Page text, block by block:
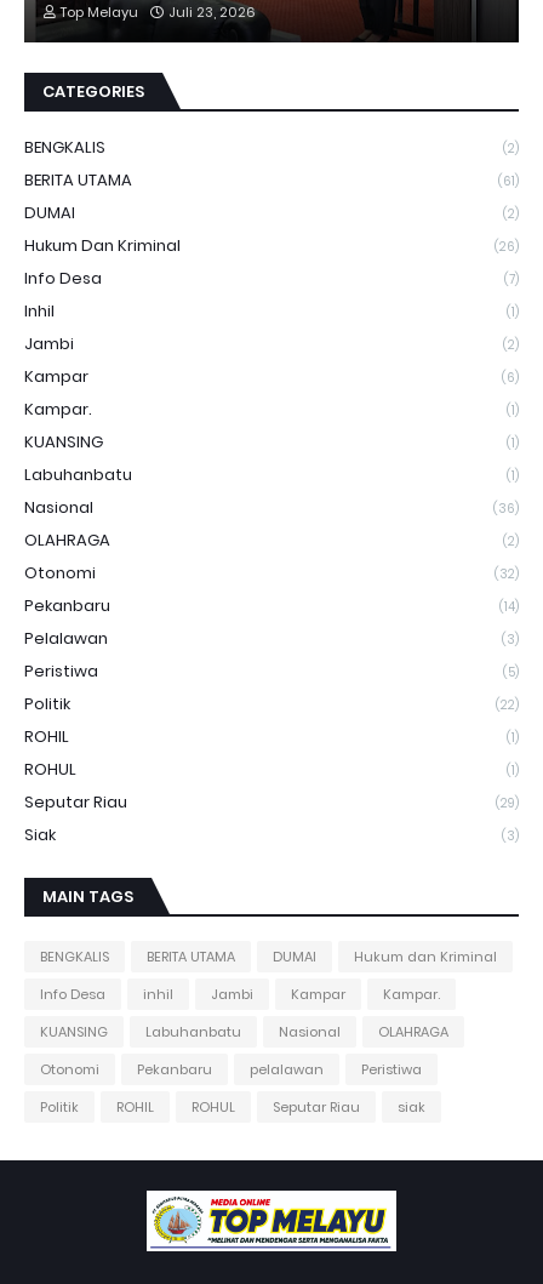
Top Melayu Juli 23, 2026
CATEGORIES
BENGKALIS (2)
BERITA UTAMA (61)
DUMAI (2)
Hukum Dan Kriminal (26)
Info Desa (7)
Inhil (1)
Jambi (2)
Kampar (6)
Kampar. (1)
KUANSING (1)
Labuhanbatu (1)
Nasional (36)
OLAHRAGA (2)
Otonomi (32)
Pekanbaru (14)
Pelalawan (3)
Peristiwa (5)
Politik (22)
ROHIL (1)
ROHUL (1)
Seputar Riau (29)
Siak (3)
MAIN TAGS
BENGKALIS BERITA UTAMA DUMAI
Hukum dan Kriminal
Info Desa
inhil Jambi Kampar
Kampar.
KUANSING
Labuhanbatu Nasional
OLAHRAGA
Otonomi
Pekanbaru pelalawan
Peristiwa
Politik
ROHIL ROHUL Seputar Riau siak